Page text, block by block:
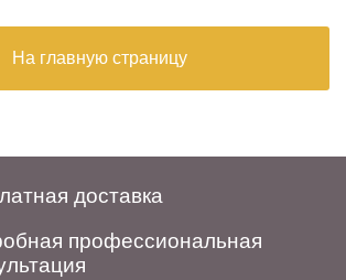
На главную страницу
доставка
профессиональная